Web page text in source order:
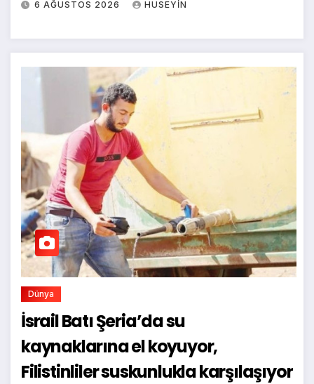
6 AĞUSTOS 2026 HÜSEYIN
Dünya
İsrail Batı Şeria’da su
kaynaklarına el koyuyor,
Filistinliler suskunlukla karşılaşıyor